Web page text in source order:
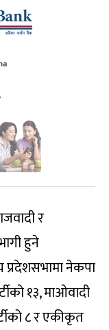
र
हुने
नेकपा
१३, माओवादी
८ र एकीकृत